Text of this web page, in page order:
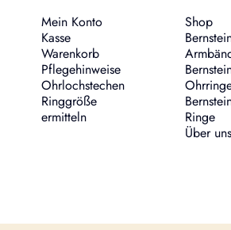
Mein Konto
Kasse
Warenkorb
Pflegehinweise
Ohrlochstechen
Ringgröße
ermitteln
Shop
Ringe
Über uns